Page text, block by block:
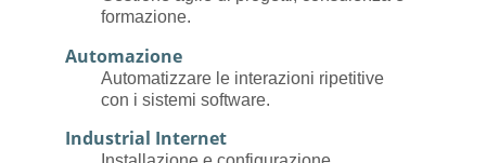
formazione.
Automazione
Automatizzare le interazioni ripetitive
con i sistemi software.
Industrial Internet